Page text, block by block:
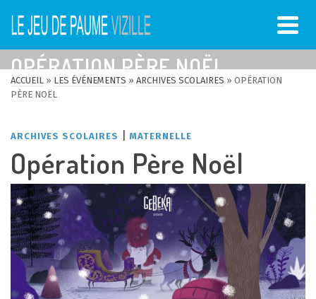
OPÉRATION PÈRE NOËL
ACCUEIL » LES ÉVÉNEMENTS » ARCHIVES SCOLAIRES » OPÉRATION
PÈRE NOËL
ARCHIVES SCOLAIRES MATERNELLE
Opération Père Noël